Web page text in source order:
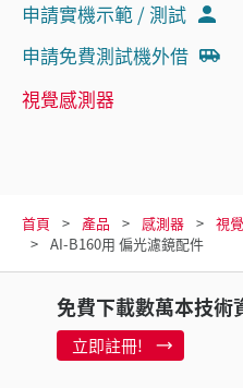
申請實機示範 / 測試
申請免費測試機外借
視覺感測器
首頁 產品 感測器 視
AI-B160用 偏光濾鏡配件
免費下載數萬本技術
立即註冊!